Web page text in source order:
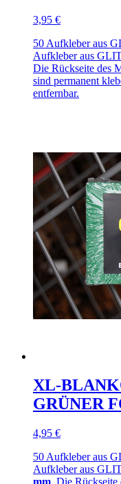
3,95 €
50 Aufkleber aus
Aufkleber aus
Die Rückseite des
sind permanent
entfernbar.
XL-
GRÜNER
4,95 €
50 Aufkleber aus
Aufkleber aus